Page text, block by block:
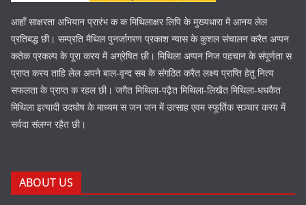
आहाँ साक्षरता अभियान प्रारंभ क क मिथिलाक्षर लिपि के मुख्यधारा में आनय लेल
प्रतिबद्ध छी। सम्प्रति मैथिल पुनर्जागरण प्रकाश न्यास के कुशल संचालन करैत अप्पन
कतेक प्रकल्प के पूरा करय में अग्रेषित छी। मिथिला अप्पन निज पहचान के संपूर्णता स
प्राप्त करय ताहि लेल अपने बाल-वृन्द सब के संगठित करैत लक्ष्य प्राप्ति हेतु नित्य
सफलता के प्राप्त क रहल छी। जगैत मिथिला-पढ़ैत मिथिला-लिखैत मिथिला-धधकैत
मिथिला इत्यादी उदघोष के माध्यम स जन जन में उत्साह एवम स्फूर्तिक सञ्चार करय में
सर्वदा संलग्न रहैत छी।
ABOUT US